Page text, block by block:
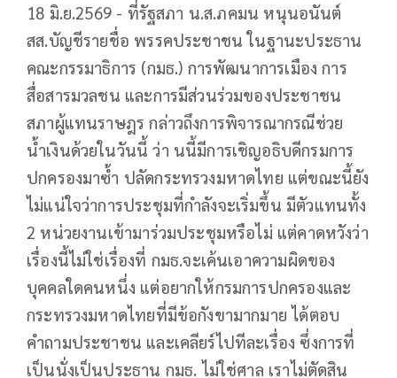
18 มิ.ย.2569 - ที่รัฐสภา น.ส.ภคมน หนุนอนันต์
สส.บัญชีรายชื่อ พรรคประชาชน ในฐานะประธาน
คณะกรรมาธิการ (กมธ.) การพัฒนาการเมือง การ
สื่อสารมวลชน และการมีส่วนร่วมของประชาชน
สภาผู้แทนราษฎร กล่าวถึงการพิจารณากรณีช่วย
น้ำเงินด้วยในวันนี้ ว่า นนี้มีการเชิญอธิบดีกรมการ
ปกครองมาซ้ำ ปลัดกระทรวงมหาดไทย แต่ขณะนี้ยัง
ไม่แน่ใจว่าการประชุมที่กำลังจะเริ่มขึ้น มีตัวแทนทั้ง
2 หน่วยงานเข้ามาร่วมประชุมหรือไม่ แต่คาดหวังว่า
เรื่องนี้ไม่ใช่เรื่องที่ กมธ.จะเค้นเอาความผิดของ
บุคคลใดคนหนึ่ง แต่อยากให้กรมการปกครองและ
กระทรวงมหาดไทยที่มีข้อกังขามากมาย ได้ตอบ
คำถามประชาชน และเคลียร์ไปทีละเรื่อง ซึ่งการที่
เป็นนั่งเป็นประธาน กมธ. ไม่ใช่ศาล เราไม่ตัดสิน